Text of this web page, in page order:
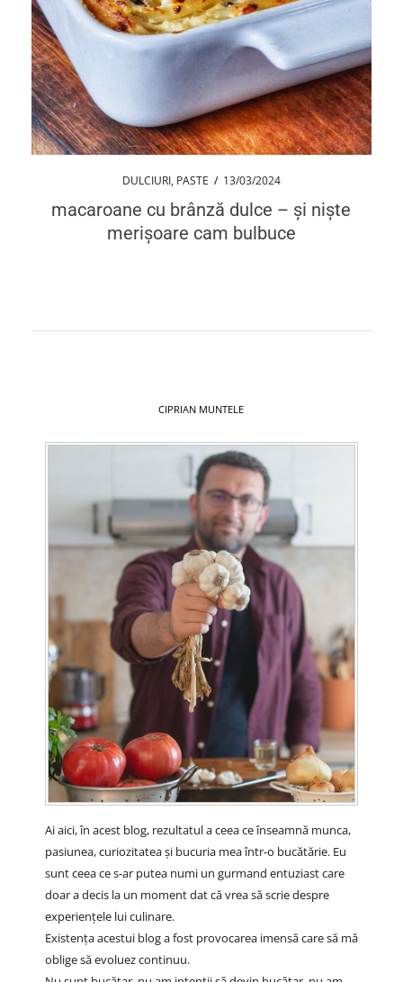
DULCIURI, PASTE / 13/03/2024
macaroane cu brânză dulce – și niște
merișoare cam bulbuce
CIPRIAN MUNTELE
Ai aici, în acest blog, rezultatul a ceea ce înseamnă munca,
pasiunea, curiozitatea și bucuria mea într-o bucătărie. Eu
sunt ceea ce s-ar putea numi un gurmand entuziast care
doar a decis la un moment dat că vrea să scrie despre
experiențele lui culinare.
Existența acestui blog a fost provocarea imensă care să mă
oblige să evoluez continuu.